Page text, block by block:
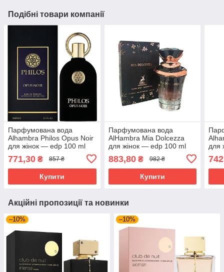
Подібні товари компанії
Парфумована вода
Alhambra Philos Opus Noir
для жінок — edp 100 ml
771,30 ₴ 857 ₴
Купити
Парфумована вода
AlHambra Mia Dolcezza
для жінок — edp 100 ml
883,80₴ 982 ₴
Купити
для
Акційні пропозиції та новинки
–10% –10%